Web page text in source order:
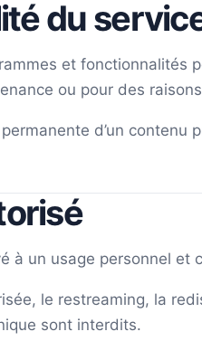
du
et fonctionnalités
ou pour des
d’un contenu
à un usage personnel et
le restreaming, la
sont interdits.